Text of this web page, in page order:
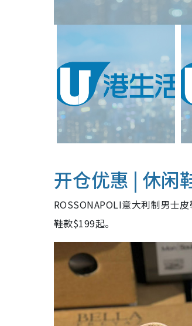
开仓优惠 | 休闲
ROSSONAPOLI意大利制男士
鞋款$199起。